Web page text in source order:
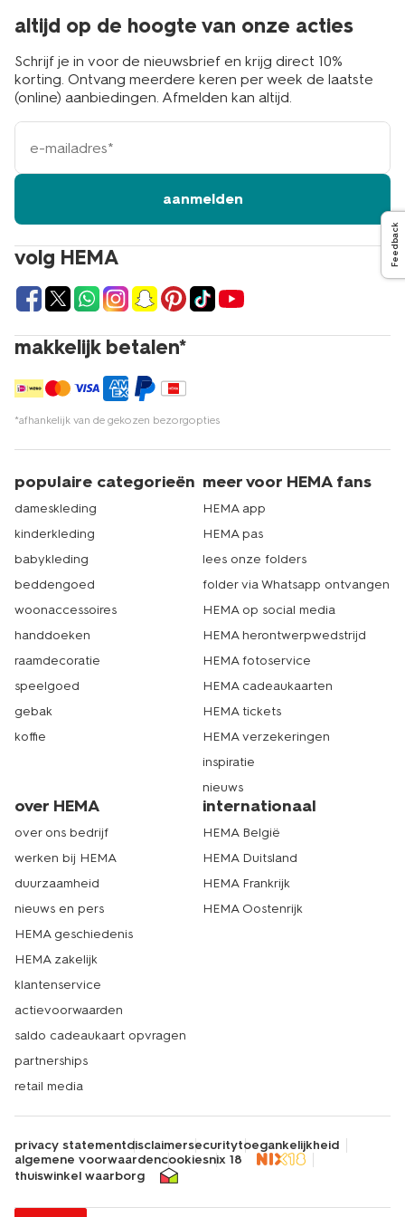
volg HEMA
makkelijk betalen*
*afhankelijk van de gekozen bezorgopties
altijd op de hoogte van onze acties
Schrijf je in voor de nieuwsbrief en krijg direct 10%
korting. Ontvang meerdere keren per week de laatste
(online) aanbiedingen. Afmelden kan altijd.
e-
mailadres
aanmelden
populaire categorieën
dameskleding
kinderkleding
babykleding
beddengoed
woonaccessoires
handdoeken
raamdecoratie
speelgoed
gebak
koffie
meer voor HEMA fans
HEMA app
HEMA pas
lees onze folders
folder via Whatsapp ontvangen
HEMA op social media
HEMA herontwerpwedstrijd
HEMA fotoservice
HEMA cadeaukaarten
HEMA tickets
HEMA verzekeringen
inspiratie
nieuws
over HEMA
over ons bedrijf
werken bij HEMA
duurzaamheid
nieuws en pers
HEMA geschiedenis
HEMA zakelijk
klantenservice
actievoorwaarden
saldo cadeaukaart opvragen
partnerships
retail media
internationaal
HEMA België
HEMA Duitsland
HEMA Frankrijk
HEMA Oostenrijk
privacy statementdisclaimersecuritytoegankelijkheid
algemene voorwaardencookiesnix 18
thuiswinkel waarborg
Feedback